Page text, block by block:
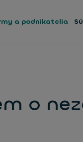
a podnikatelia
o